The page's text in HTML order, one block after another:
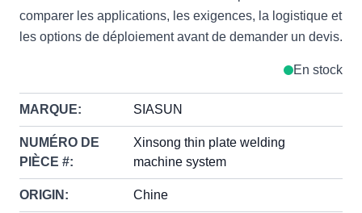
comparer les applications, les exigences, la logistique et
les options de déploiement avant de demander un devis.
En stock
MARQUE: SIASUN
NUMÉRO DE
PIÈCE #:
Xinsong thin plate welding
machine system
ORIGIN: Chine